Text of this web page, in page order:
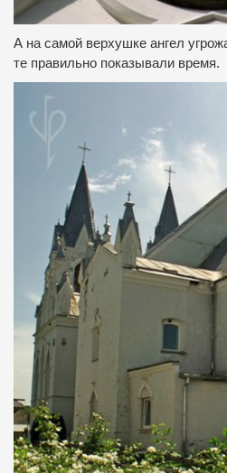
А на самой верхушке ангел
те правильно показывали время.